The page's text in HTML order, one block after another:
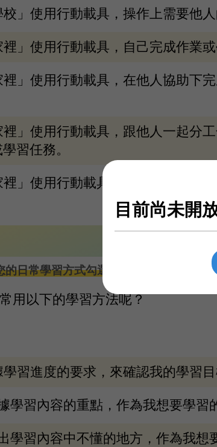
」使用行動載具，操作上需要他人
」使用行動載具，自己完成作業或
裡」使用行動載具，在他人協助下
裡」使用行動載具，跟他人一起分
習任務。
」使用行動載具，操作上需要他人
的日常學習方式勾選對應的空格。1.總是
用以下的學習方法呢？
習進度的要求，來確認我的學習目
學習內容的重點，作為我想要學習
學習內容中不懂的地方，作為我想
目前尚未開